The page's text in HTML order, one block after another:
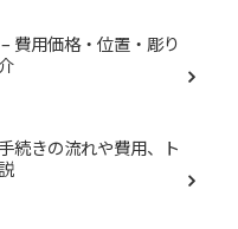
費用価格・位置・彫り
続きの流れや費用、ト